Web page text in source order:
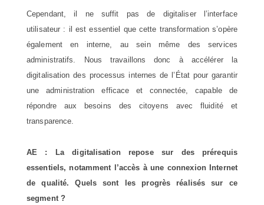
Cependant, il ne suffit pas de digitaliser l’interface
utilisateur : il est essentiel que cette transformation s’opère
également en interne, au sein même des services
administratifs. Nous travaillons donc à accélérer la
digitalisation des processus internes de l’État pour garantir
une administration efficace et connectée, capable de
répondre aux besoins des citoyens avec fluidité et
transparence.
AE : La digitalisation repose sur des prérequis
essentiels, notamment l’accès à une connexion Internet
de qualité. Quels sont les progrès réalisés sur ce
segment ?